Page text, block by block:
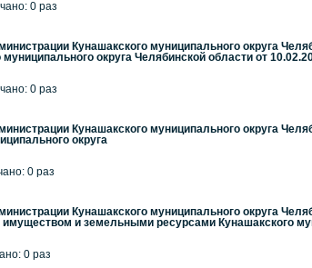
0 раз
Кунашакского муниципального округа
округа Челябинской области от
0 раз
Кунашакского муниципального округа
округа
0 раз
Кунашакского муниципального округа
и земельными ресурсами Кунашакского
0 раз